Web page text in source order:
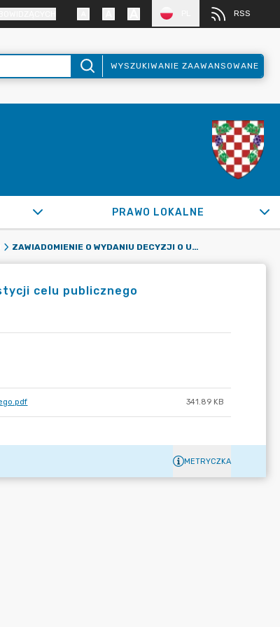
RSS
WYSZUKIWANIE ZAAWANSOWANE
PRAWO LOKALNE
ZAWIADOMIENIE O WYDANIU DECYZJI O USTALENIU LOKALIZACJI INWESTYCJI CELU PUBLICZNEGO
celu publicznego
341.89 KB
METRYCZKA